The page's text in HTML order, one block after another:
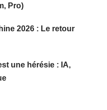
Pro)
2026 : Le retour
une hérésie : IA,